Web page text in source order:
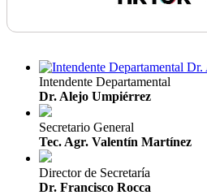
Intendente Departamental
Dr. Alejo Umpiérrez
Secretario General
Tec. Agr. Valentín Martínez
Director de Secretaría
Dr. Francisco Rocca